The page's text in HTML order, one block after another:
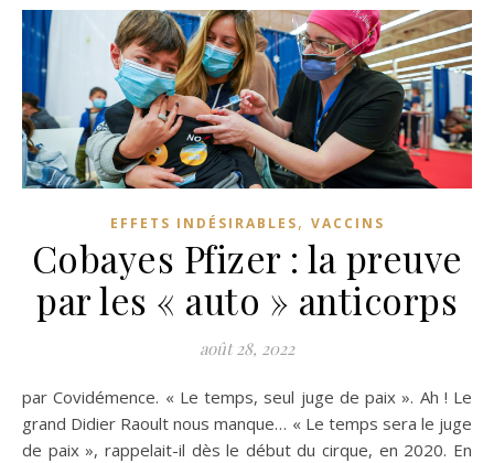
EFFETS INDÉSIRABLES, VACCINS
Cobayes Pfizer : la preuve
par les « auto » anticorps
août 28, 2022
par Covidémence. « Le temps, seul juge de paix ». Ah ! Le
grand Didier Raoult nous manque… « Le temps sera le juge
de paix », rappelait-il dès le début du cirque, en 2020. En